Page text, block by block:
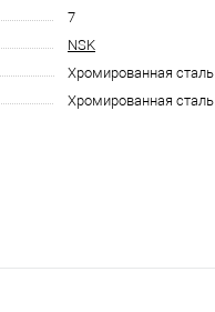
7
NSK
Хромированная сталь
Хромированная сталь